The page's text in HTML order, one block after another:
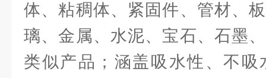
体、粘稠体、紧固件、管材、
璃、金属、水泥、宝石、石墨
类似产品；涵盖吸水性、不